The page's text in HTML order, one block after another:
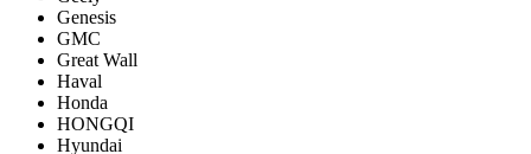
Genesis
GMC
Great Wall
Haval
Honda
HONGQI
Hyundai